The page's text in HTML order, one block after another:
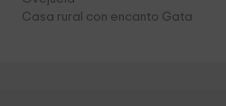
Casa rural con encanto Gata